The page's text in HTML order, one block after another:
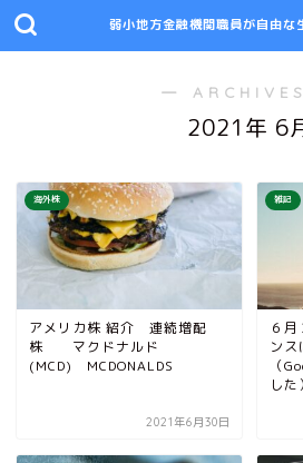
弱小地方金融機関職員が自由な
―
2021年 6
海外株
アメリカ株 紹介 連続増配
株 マクドナルド
(MCD) MCDONALDS
2021年6月30日
雑記
６
ンス
（
した）